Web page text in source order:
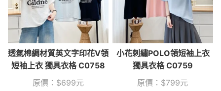
透氣棉綢材質英文字印花V領
短袖上衣 獨具衣格 C0758
原價： $699元
小花刺繡POLO領短袖上衣
獨具衣格 C0759
原價： $799元